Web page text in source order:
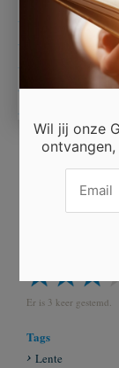
Ingezonden door
Peter.Berkien
Er is 3 keer gestemd.
Tags
Lente
Wil jij onze